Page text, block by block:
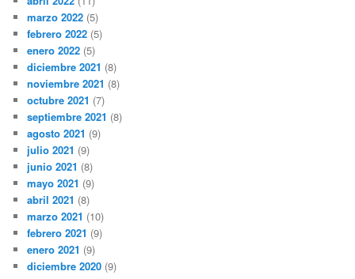
marzo 2022 (5)
febrero 2022 (5)
enero 2022 (5)
diciembre 2021 (8)
noviembre 2021 (8)
octubre 2021 (7)
septiembre 2021 (8)
agosto 2021 (9)
julio 2021 (9)
junio 2021 (8)
mayo 2021 (9)
abril 2021 (8)
marzo 2021 (10)
febrero 2021 (9)
enero 2021 (9)
diciembre 2020 (9)